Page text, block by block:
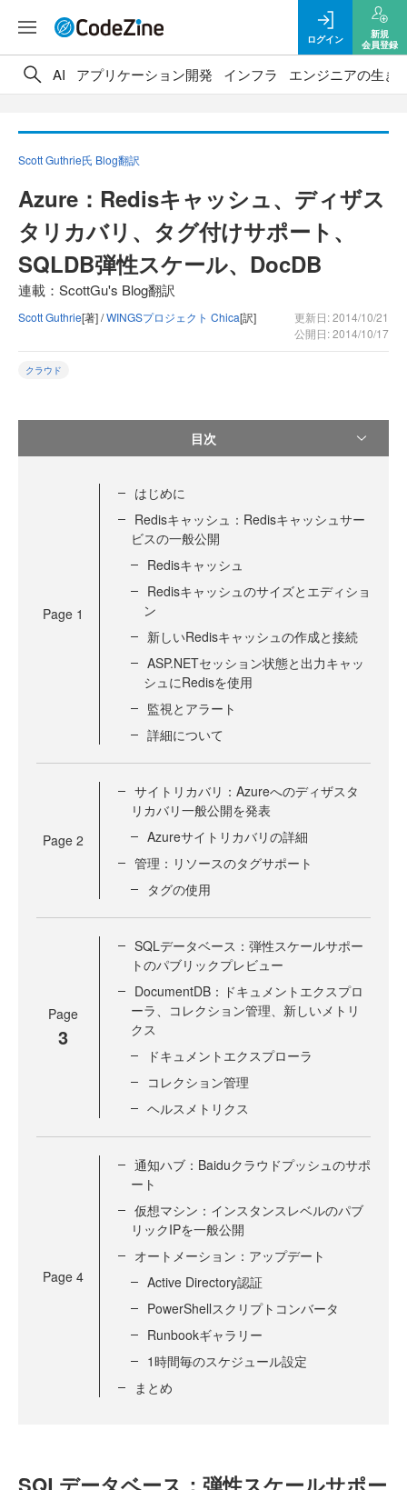
ログイン
新規
会員登録
AI アプリケーション開発 インフラ エンジニアの生き
Scott Guthrie氏 Blog翻訳
Azure：Redisキャッシュ、ディザス
タリカバリ、タグ付けサポート、
SQLDB弾性スケール、DocDB
連載：ScottGu's Blog翻訳
Scott Guthrie[著] /WINGSプロジェクト Chica[訳]
更新日: 2014/10/21
公開日: 2014/10/17
クラウド
目次
Page 1
はじめに
Redisキャッシュ：Redisキャッシュサー
ビスの一般公開
Redisキャッシュ
Redisキャッシュのサイズとエディショ
ン
新しいRedisキャッシュの作成と接続
ASP.NETセッション状態と出力キャッ
シュにRedisを使用
監視とアラート
詳細について
Page 2
サイトリカバリ：Azureへのディザスタ
リカバリ一般公開を発表
Azureサイトリカバリの詳細
管理：リソースのタグサポート
タグの使用
Page
3
SQLデータベース：弾性スケールサポー
トのパブリックプレビュー
DocumentDB：ドキュメントエクスプロ
ーラ、コレクション管理、新しいメトリ
クス
ドキュメントエクスプローラ
コレクション管理
ヘルスメトリクス
Page 4
通知ハブ：Baiduクラウドプッシュのサポ
ート
仮想マシン：インスタンスレベルのパブ
リックIPを一般公開
オートメーション：アップデート
Active Directory認証
PowerShellスクリプトコンバータ
Runbookギャラリー
1時間毎のスケジュール設定
まとめ